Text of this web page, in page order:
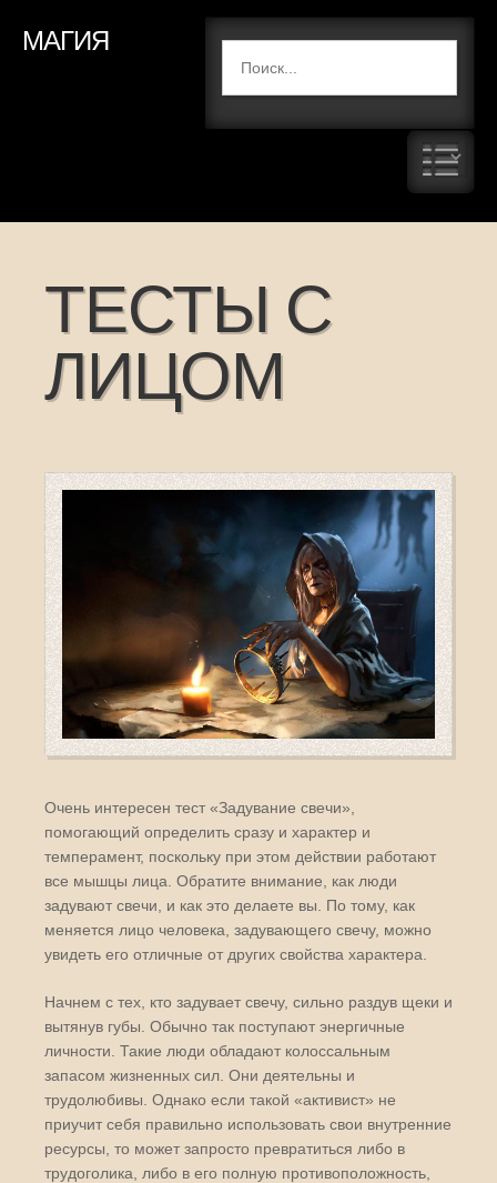
МАГИЯ
ТЕСТЫ С
ЛИЦОМ
Очень интересен тест «Задувание свечи»,
помогающий определить сразу и характер и
темперамент, поскольку при этом действии работают
все мышцы лица. Обратите внимание, как люди
задувают свечи, и как это делаете вы. По тому, как
меняется лицо человека, задувающего свечу, можно
увидеть его отличные от других свойства характера.
Начнем с тех, кто задувает свечу, сильно раздув щеки и
вытянув губы. Обычно так поступают энергичные
личности. Такие люди обладают колоссальным
запасом жизненных сил. Они деятельны и
трудолюбивы. Однако если такой «активист» не
приучит себя правильно использовать свои внутренние
ресурсы, то может запросто превратиться либо в
трудоголика, либо в его полную противоположность,